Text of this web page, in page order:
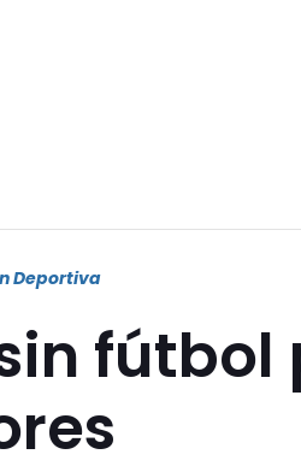
Deportiva
fútbol